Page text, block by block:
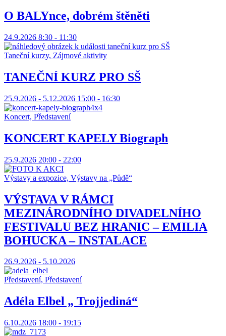
O BALYnce, dobrém štěněti
24.9.2026 8:30 - 11:30
Taneční kurzy, Zájmové aktivity
TANEČNÍ KURZ PRO SŠ
25.9.2026 - 5.12.2026 15:00 - 16:30
Koncert, Představení
KONCERT KAPELY Biograph
25.9.2026 20:00 - 22:00
Výstavy a expozice, Výstavy na „Půdě“
VÝSTAVA V RÁMCI
MEZINÁRODNÍHO DIVADELNÍHO
FESTIVALU BEZ HRANIC – EMILIA
BOHUCKA – INSTALACE
26.9.2026 - 5.10.2026
Představení, Představení
Adéla Elbel „ Trojjediná“
6.10.2026 18:00 - 19:15